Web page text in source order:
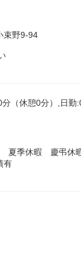
束野9-94
（休憩0分）,日勤
夏季休暇 慶弔休
有